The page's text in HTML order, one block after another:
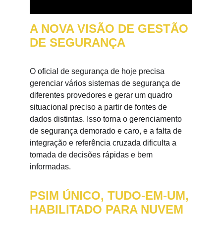
A NOVA VISÃO DE GESTÃO
DE SEGURANÇA
O oficial de segurança de hoje precisa
gerenciar vários sistemas de segurança de
diferentes provedores e gerar um quadro
situacional preciso a partir de fontes de
dados distintas. Isso torna o gerenciamento
de segurança demorado e caro, e a falta de
integração e referência cruzada dificulta a
tomada de decisões rápidas e bem
informadas.
PSIM ÚNICO, TUDO-EM-UM,
HABILITADO PARA NUVEM